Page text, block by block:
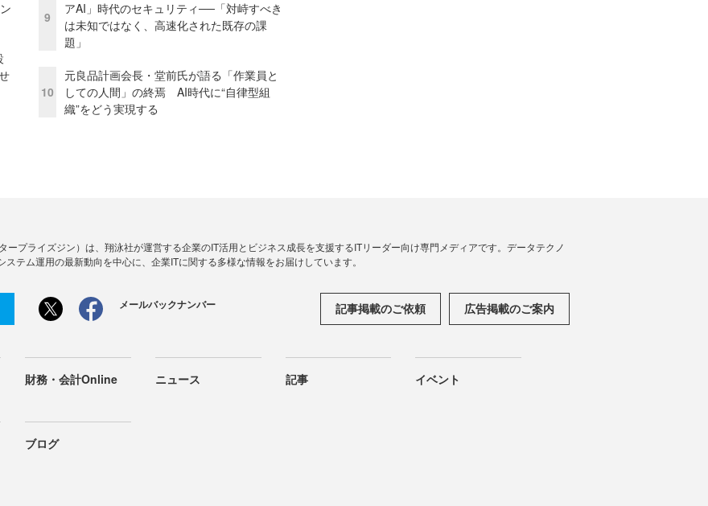
9
アAI」時代のセキュリティ──「対峙すべき
は未知ではなく、高速化された既存の課
題」
10
元良品計画会長・堂前氏が語る「作業員と
しての人間」の終焉 AI時代に“自律型組
織”をどう実現する
ープライズジン）は、翔泳社が運営する企業のIT活用とビジネス成長を支援するITリーダー向け専門メディアです。データテクノ
ステム運用の最新動向を中心に、企業ITに関する多様な情報をお届けしています。
メールバックナンバー 記事掲載のご依頼 広告掲載のご案内
財務・会計Online ニュース 記事 イベント
ブログ